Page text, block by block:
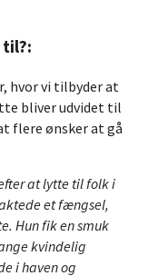
hvor vi tilbyder at
bliver udvidet til
flere ønsker at gå
at lytte til folk i
et fængsel,
Hun fik en smuk
kvindelig
i haven og